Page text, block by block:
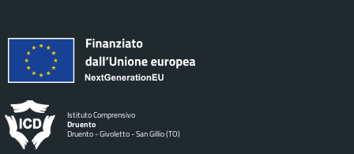
Istituto Comprensivo
Druento
Druento - Givoletto - San Gillio (TO)